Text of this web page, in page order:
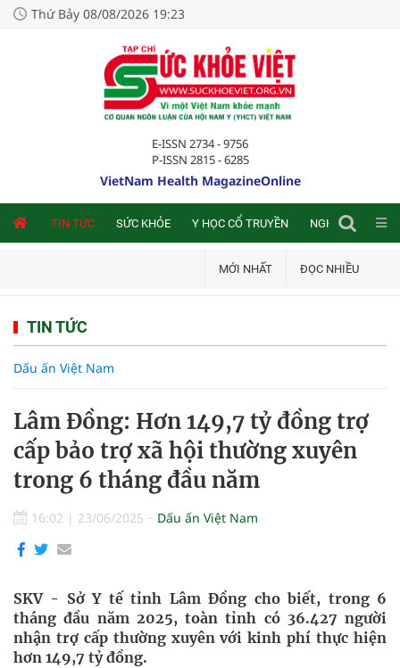
Thứ Bảy 08/08/2026 19:23
E-ISSN 2734 - 9756
P-ISSN 2815 - 6285
VietNam Health MagazineOnline
TIN TỨC SỨC KHỎE Y HỌC CỔ TRUYỀN NGHIÊN CỨU
MỚI NHẤT ĐỌC NHIỀU
TIN TỨC
Dấu ấn Việt Nam
Lâm Đồng: Hơn 149,7 tỷ đồng trợ
cấp bảo trợ xã hội thường xuyên
trong 6 tháng đầu năm
16:02 | 23/06/2025 Dấu ấn Việt Nam
SKV - Sở Y tế tỉnh Lâm Đồng cho biết, trong 6
tháng đầu năm 2025, toàn tỉnh có 36.427 người
nhận trợ cấp thường xuyên với kinh phí thực hiện
hơn 149,7 tỷ đồng.